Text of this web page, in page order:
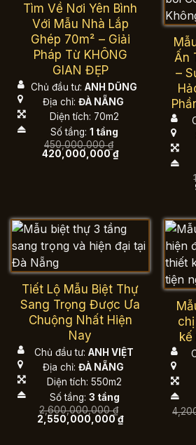
Tìm Về Nơi Yên Bình
Với Mẫu Nhà Lắp
Ghép 70m² – Giải
Pháp Từ KHÔNG
GIAN ĐẸP
Chủ đầu tư: ANH DŨNG
Địa chỉ: ĐÀ NẴNG
Diện tích: 70m2
Số tầng: 1 tầng
450,000,000₫
Giá
420,000,000₫Giá
hiện
Ấn
–
Tiết Lộ Mẫu Biệt Thự
Sang Trọng Được Ưa
Chuộng Nhất Hiện
Nay
Chủ đầu tư: ANH VIỆT
Địa chỉ: ĐÀ NẴNG
Diện tích: 550m2
Số tầng: 3 tầng
2,600,000,000₫
Giá
gốc
2,550,000,000₫Giá
hiện
kế